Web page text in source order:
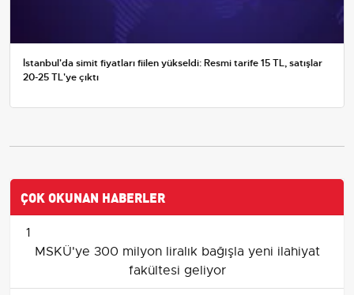
İstanbul'da simit fiyatları fiilen yükseldi: Resmi tarife 15 TL, satışlar
20-25 TL'ye çıktı
ÇOK OKUNAN HABERLER
1
MSKÜ'ye 300 milyon liralık bağışla yeni ilahiyat
fakültesi geliyor